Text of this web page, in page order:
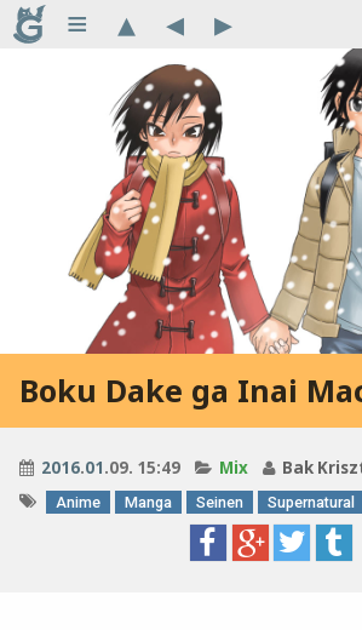
≡ ▴ ◂ ▸
Boku Dake ga Inai
2016.01.09. 15:49 Mix Bak
Anime Manga Seinen Supernatural